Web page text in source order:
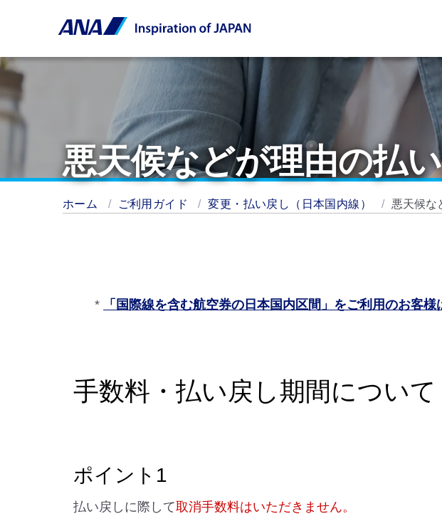
悪天候などが理由の払
ホーム ご利用ガイド 変更・払い戻し（日本国内線） 悪天候な
* 「国際線を含む航空券の日本国内区間」をご利用のお客
手数料・払い戻し期間について
ポイント1
払い戻しに際して取消手数料はいただきません。